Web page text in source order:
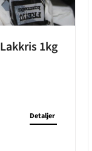
1kg
Detaljer